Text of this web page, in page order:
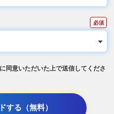
に同意いただいた上で送信してくださ
する（無料）